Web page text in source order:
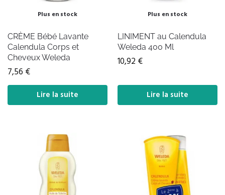
Plus en stock
CRÈME Bébé Lavante
Calendula Corps et
Cheveux Weleda
7,56 €
Lire la suite
Plus en stock
LINIMENT au Calendula
Weleda 400 Ml
10,92 €
Lire la suite